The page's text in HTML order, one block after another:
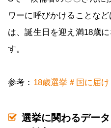
ワーに呼びかけることな
は、誕生日を迎え満18歳
す。
参考： 18歳選挙＃国に届
選挙に関わるデー